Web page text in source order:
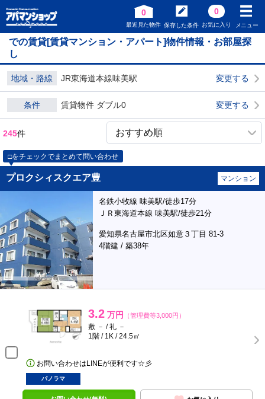
0
最近見た物件 保存した条件
0
お気に入り メニュー
での賃貸[賃貸マンション・アパート]物件情報・お部屋探
し
地域・路線 JR東海道本線味美駅 変更する
条件 賃貸物件 ダブル0 変更する
245件
□をチェックでまとめて問い合わせ
プロクシィスクエア豊 マンション
名鉄小牧線 味美駅/徒歩17分
ＪＲ東海道本線 味美駅/徒歩21分
愛知県名古屋市北区如意３丁目 81-3
4階建 / 築38年
3.2 万円 （管理費等3,000円）
敷 － / 礼 －
1階 / 1K / 24.5㎡
お問い合わせはLINEが便利です☆彡
パノラマ